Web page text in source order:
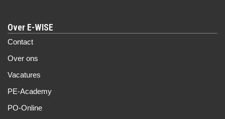
Over E-WISE
Contact
Over ons
Vacatures
PE-Academy
PO-Online